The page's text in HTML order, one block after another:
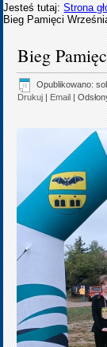
Jesteś tutaj:Strona
Bieg Pamięci
Bieg
Opublikowano:
Drukuj | Email |